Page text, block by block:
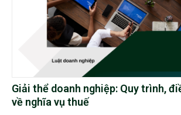
Giải thể doanh nghiệp: Quy trình,
về nghĩa vụ thuế